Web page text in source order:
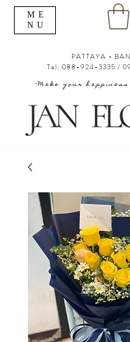
"Make your
PATTAYA -
Tel. 088-924-3335 /
ME
NU